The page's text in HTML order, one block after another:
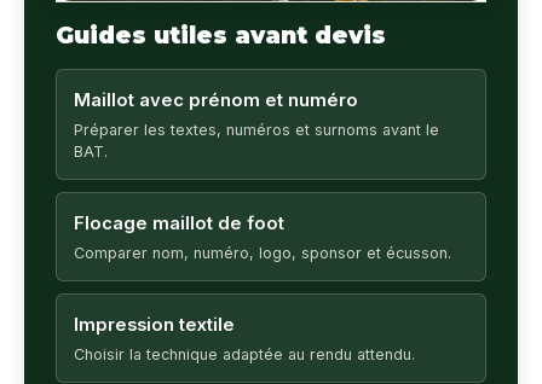
Guides utiles avant devis
Maillot avec prénom et numéro
Préparer les textes, numéros et surnoms avant le
BAT.
Flocage maillot de foot
Comparer nom, numéro, logo, sponsor et écusson.
Impression textile
Choisir la technique adaptée au rendu attendu.